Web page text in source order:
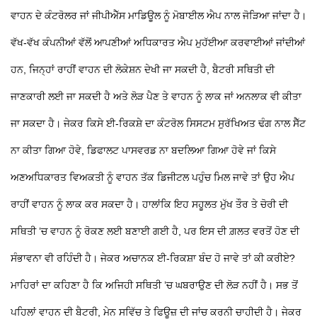
ਵਾਹਨ ਦੇ ਕੰਟਰੋਲਰ ਜਾਂ ਜੀਪੀਐੱਸ ਮਾਡਿਊਲ ਨੂੰ ਮੋਬਾਈਲ ਐਪ ਨਾਲ ਜੋੜਿਆ ਜਾਂਦਾ ਹੈ।
ਵੱਖ-ਵੱਖ ਕੰਪਨੀਆਂ ਵੱਲੋਂ ਆਪਣੀਆਂ ਅਧਿਕਾਰਤ ਐਪ ਮੁਹੱਈਆ ਕਰਵਾਈਆਂ ਜਾਂਦੀਆਂ
ਹਨ, ਜਿਨ੍ਹਾਂ ਰਾਹੀਂ ਵਾਹਨ ਦੀ ਲੋਕੇਸ਼ਨ ਦੇਖੀ ਜਾ ਸਕਦੀ ਹੈ, ਬੈਟਰੀ ਸਥਿਤੀ ਦੀ
ਜਾਣਕਾਰੀ ਲਈ ਜਾ ਸਕਦੀ ਹੈ ਅਤੇ ਲੋੜ ਪੈਣਤੇ ਵਾਹਨ ਨੂੰ ਲਾਕ ਜਾਂ ਅਨਲਾਕ ਵੀ ਕੀਤਾ
ਜਾ ਸਕਦਾ ਹੈ। ਜੇਕਰ ਕਿਸੇ ਈ-ਰਿਕਸ਼ੇ ਦਾ ਕੰਟਰੋਲ ਸਿਸਟਮ ਸੁਰੱਖਿਅਤ ਢੰਗ ਨਾਲ ਸੈੱਟ
ਨਾ ਕੀਤਾ ਗਿਆ ਹੋਵੇ, ਡਿਫਾਲਟ ਪਾਸਵਰਡ ਨਾ ਬਦਲਿਆ ਗਿਆ ਹੋਵੇ ਜਾਂ ਕਿਸੇ
ਅਣਅਧਿਕਾਰਤ ਵਿਅਕਤੀ ਨੂੰ ਵਾਹਨ ਤੱਕ ਡਿਜੀਟਲ ਪਹੁੰਚ ਮਿਲ ਜਾਵੇ ਤਾਂ ਉਹ ਐਪ
ਰਾਹੀਂ ਵਾਹਨ ਨੂੰ ਲਾਕ ਕਰ ਸਕਦਾ ਹੈ। ਹਾਲਾਂਕਿ ਇਹ ਸਹੂਲਤ ਮੁੱਖ ਤੌਰ ਤੇ ਚੋਰੀ ਦੀ
ਸਥਿਤੀ ’ਚ ਵਾਹਨ ਨੂੰ ਰੋਕਣ ਲਈ ਬਣਾਈ ਗਈ ਹੈ, ਪਰ ਇਸ ਦੀ ਗ਼ਲਤ ਵਰਤੋਂ ਹੋਣ ਦੀ
ਸੰਭਾਵਨਾ ਵੀ ਰਹਿੰਦੀ ਹੈ।ਜੇਕਰ ਅਚਾਨਕ ਈ-ਰਿਕਸ਼ਾ ਬੰਦ ਹੋ ਜਾਵੇ ਤਾਂ ਕੀ ਕਰੀਏ?
ਮਾਹਿਰਾਂ ਦਾ ਕਹਿਣਾ ਹੈ ਕਿ ਅਜਿਹੀ ਸਥਿਤੀ ’ਚ ਘਬਰਾਉਣ ਦੀ ਲੋੜ ਨਹੀਂ ਹੈ। ਸਭ ਤੋਂ
ਪਹਿਲਾਂ ਵਾਹਨ ਦੀ ਬੈਟਰੀ, ਮੇਨ ਸਵਿੱਚ ਤੇ ਫਿਊਜ਼ ਦੀ ਜਾਂਚ ਕਰਨੀ ਚਾਹੀਦੀ ਹੈ। ਜੇਕਰ